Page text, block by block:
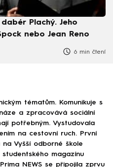
Plachý. Jeho
nebo Jean Reno
6 min čtení
rakovina
tématům. Komunikuje s
a zpracovává sociální
potřebným. Vystudovala
na cestovní ruch. První
na Vyšší odborné škole
magazínu
NEWS se připojila zprvu